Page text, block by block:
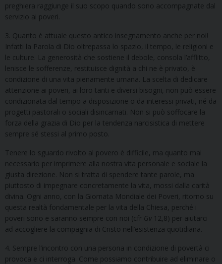
preghiera raggiunge il suo scopo quando sono accompagnate dal
servizio ai poveri.
3. Quanto è attuale questo antico insegnamento anche per noi!
Infatti la Parola di Dio oltrepassa lo spazio, il tempo, le religioni e
le culture. La generosità che sostiene il debole, consola l’afflitto,
lenisce le sofferenze, restituisce dignità a chi ne è privato, è
condizione di una vita pienamente umana. La scelta di dedicare
attenzione ai poveri, ai loro tanti e diversi bisogni, non può essere
condizionata dal tempo a disposizione o da interessi privati, né da
progetti pastorali o sociali disincarnati. Non si può soffocare la
forza della grazia di Dio per la tendenza narcisistica di mettere
sempre sé stessi al primo posto.
Tenere lo sguardo rivolto al povero è difficile, ma quanto mai
necessario per imprimere alla nostra vita personale e sociale la
giusta direzione. Non si tratta di spendere tante parole, ma
piuttosto di impegnare concretamente la vita, mossi dalla carità
divina. Ogni anno, con la Giornata Mondiale dei Poveri, ritorno su
questa realtà fondamentale per la vita della Chiesa, perché i
poveri sono e saranno sempre con noi (cfr Gv12,8) per aiutarci
ad accogliere la compagnia di Cristo nell’esistenza quotidiana.
4. Sempre l’incontro con una persona in condizione di povertà ci
provoca e ci interroga. Come possiamo contribuire ad eliminare o